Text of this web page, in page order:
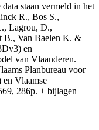
staan vermeld in het
R., Bos S.,
Lagrou, D.,
B., Van Baelen K. &
en
van Vlaanderen.
Planbureau voor
Vlaamse
286p. + bijlagen